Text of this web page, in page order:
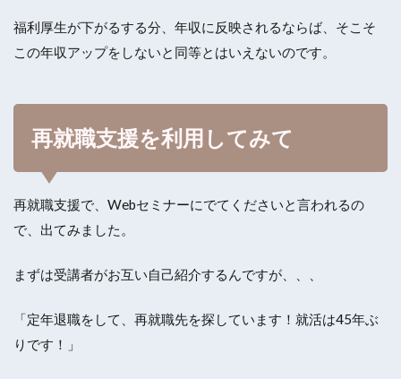
福利厚生が下がるする分、年収に反映されるならば、そこそ
この年収アップをしないと同等とはいえないのです。
再就職支援を利用してみて
再就職支援で、Webセミナーにでてくださいと言われるの
で、出てみました。
まずは受講者がお互い自己紹介するんですが、、、
「定年退職をして、再就職先を探しています！就活は45年ぶ
りです！」